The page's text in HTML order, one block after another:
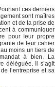
ces derniers
sont maîtres
et de la prise de
à communiquer
pour leur propre
de leur cahier
moins un tiers de
à bien. La
déléguée. Il s’agit
l’entreprise et sa